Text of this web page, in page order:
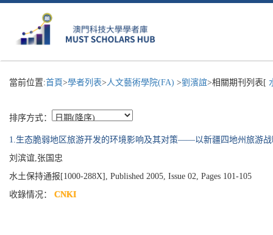
當前位置:首頁>學者列表>人文藝術學院(FA) >劉濱誼>相關期刊列表[
排序方式：
1.生态脆弱地区旅游开发的环境影响及其对策——以新疆四地州旅游
刘滨谊,张国忠
水土保持通报[1000-288X], Published 2005, Issue 02, Pages 101-105
收錄情况： CNKI